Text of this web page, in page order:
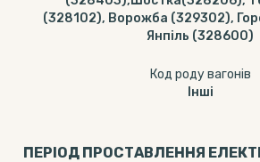
(328102), Ворожба (329302),
Янпіль (328600)
Код роду вагонів
Інші
ПЕРІОД ПРОСТАВЛЕННЯ